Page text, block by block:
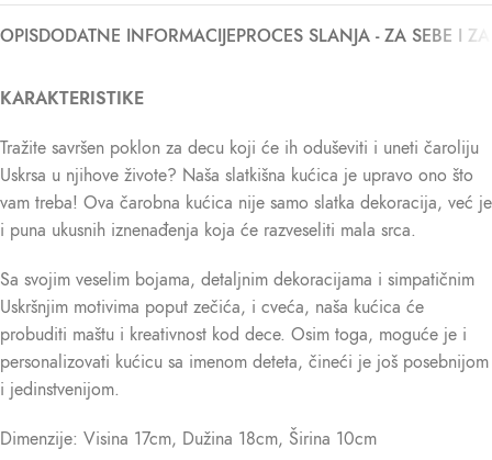
OPISDODATNE INFORMACIJEPROCES SLANJA - ZA SEBE I
KARAKTERISTIKE
Tražite savršen poklon za decu koji će ih oduševiti i uneti čaroliju
Uskrsa u njihove živote? Naša slatkišna kućica je upravo ono što
vam treba! Ova čarobna kućica nije samo slatka dekoracija, već je
i puna ukusnih iznenađenja koja će razveseliti mala srca.
Sa svojim veselim bojama, detaljnim dekoracijama i simpatičnim
Uskršnjim motivima poput zečića, i cveća, naša kućica će
probuditi maštu i kreativnost kod dece. Osim toga, moguće je i
personalizovati kućicu sa imenom deteta, čineći je još posebnijom
i jedinstvenijom.
Dimenzije: Visina 17cm, Dužina 18cm, Širina 10cm